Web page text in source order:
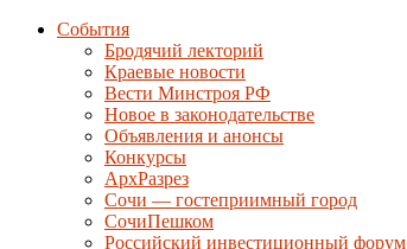
События
Бродячий лекторий
Краевые новости
Вести Минстроя РФ
Новое в законодательстве
Объявления и анонсы
Конкурсы
АрхРазрез
Сочи — гостеприимный город
СочиПешком
Российский инвестиционный форум